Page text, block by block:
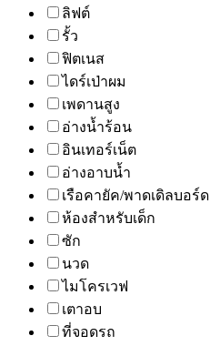
ลิฟต์
รั้ว
ฟิตเนส
ไดร์เป่าผม
เพดานสูง
อ่างน้ำร้อน
อินเทอร์เน็ต
อ่างอาบน้ำ
เรือคายัค/พาดเดิลบอร์ด
ห้องสำหรับเด็ก
ซัก
นวด
ไมโครเวฟ
เตาอบ
ที่จอดรถ